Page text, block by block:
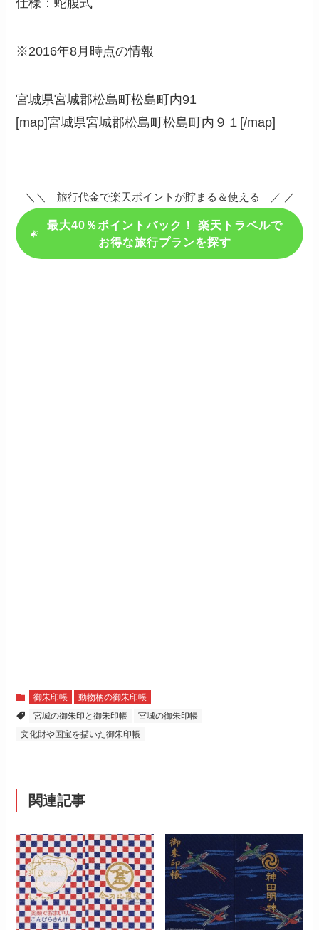
仕様：蛇腹式
※2016年8月時点の情報
宮城県宮城郡松島町松島町内91
[map]宮城県宮城郡松島町松島町内９１[/map]
＼＼ 旅行代金で楽天ポイントが貯まる＆使える ／ ／
最大40％ポイントバック！ 楽天トラベルで
お得な旅行プランを探す
御朱印帳
動物柄の御朱印帳
宮城の御朱印と御朱印帳
宮城の御朱印帳
文化財や国宝を描いた御朱印帳
関連記事